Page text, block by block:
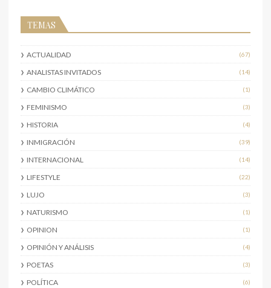
TEMAS
ACTUALIDAD (67)
ANALISTAS INVITADOS (14)
CAMBIO CLIMÁTICO (1)
FEMINISMO (3)
HISTORIA (4)
INMIGRACIÓN (39)
INTERNACIONAL (14)
LIFESTYLE (22)
LUJO (3)
NATURISMO (1)
OPINION (1)
OPINIÓN Y ANÁLISIS (4)
POETAS (3)
POLÍTICA (6)